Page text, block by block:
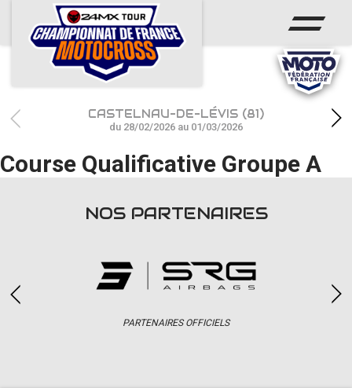
ACCUEIL
ACTUS
CALENDRIER
RÉSULTATS
PHOTOS / WEB TV
CASTELNAU-DE-LÉVIS (81)
du 28/02/2026 au 01/03/2026
Course Qualificative Groupe A
NOS PARTENAIRES
PARTENAIRES OFFICIELS